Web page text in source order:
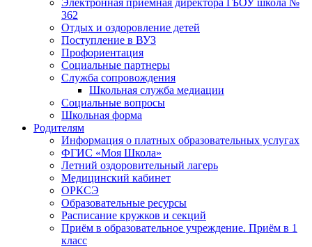
Электронная приёмная директора ГБОУ школа №
362
Отдых и оздоровление детей
Поступление в ВУЗ
Профориентация
Социальные партнеры
Служба сопровождения
Школьная служба медиации
Социальные вопросы
Школьная форма
Родителям
Информация о платных образовательных услугах
ФГИС «Моя Школа»
Летний оздоровительный лагерь
Медицинский кабинет
ОРКСЭ
Образовательные ресурсы
Расписание кружков и секций
Приём в образовательное учреждение. Приём в 1
класс